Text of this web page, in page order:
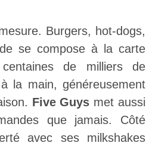
Burgers, hot-dogs,
se compose à la carte
de milliers de
la main, généreusement
Five Guys met aussi
que jamais. Côté
avec ses milkshakes